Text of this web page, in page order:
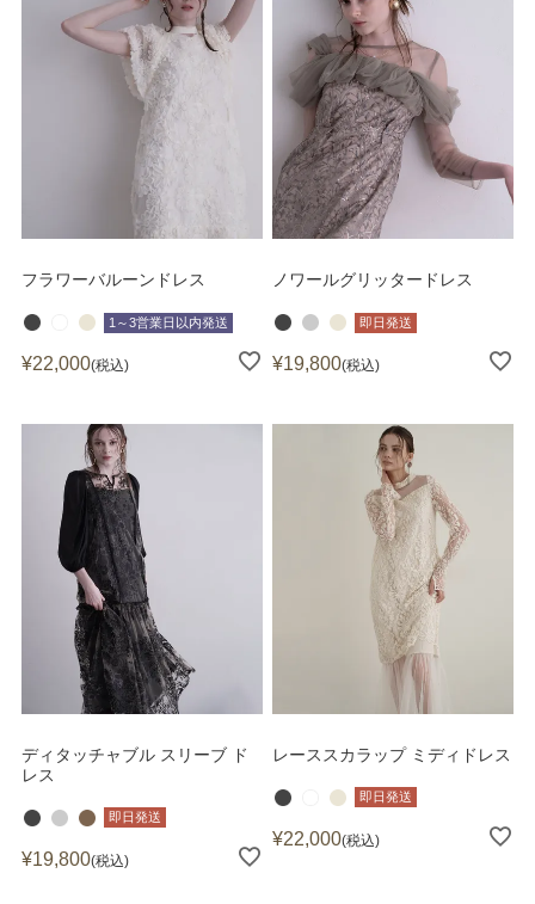
フラワーバルーンドレス
1～3営業日以内発送
¥22,000 税込
ノワールグリッタードレス
即日発送
¥19,800 税込
ディタッチャブル スリーブ ド
レス
即日発送
¥19,800 税込
レーススカラップ ミディドレス
即日発送
¥22,000 税込